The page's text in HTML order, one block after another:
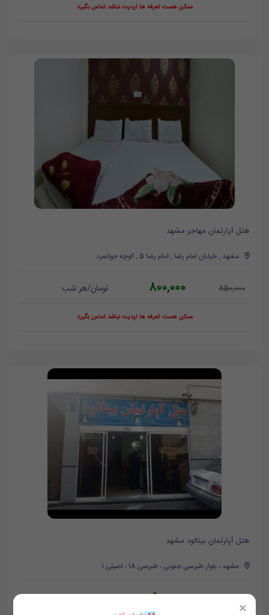
ممکن هست تعرفه ها آپدیت نباشد تماس بگیرد
هتل آپارتمان مهاجر مشهد
مشهد , خیابان امام رضا , امام رضا 5 , کوچه جوانمرد
850,000
800,000 تومان/هر شب
ممکن هست تعرفه ها آپدیت نباشد تماس بگیرد
هتل آپارتمان بینالود مشهد
مشهد ، بلوار طبرسی جنوبی ، طبرسی 18 ، اصیلی ۱
500,000
×